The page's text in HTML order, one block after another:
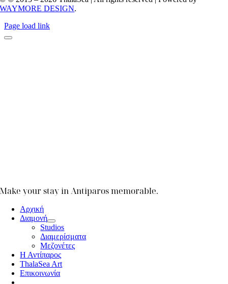
WAYMORE DESIGN.
Page load link
Make your stay in Antiparos memorable.
Αρχική
Διαμονή
Studios
Διαμερίσματα
Μεζονέτες
Η Αντίπαρος
ThalaSea Art
Επικοινωνία